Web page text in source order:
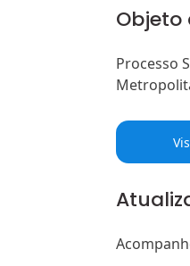
Objeto
Processo